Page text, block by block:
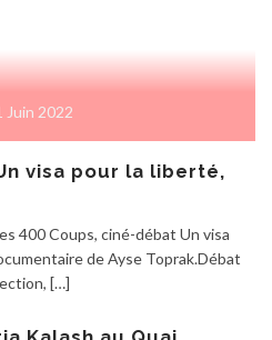
Juin 2022
visa pour la liberté,
400 Coups, ciné-débat Un visa
de Ayse Toprak.Débat
[…]